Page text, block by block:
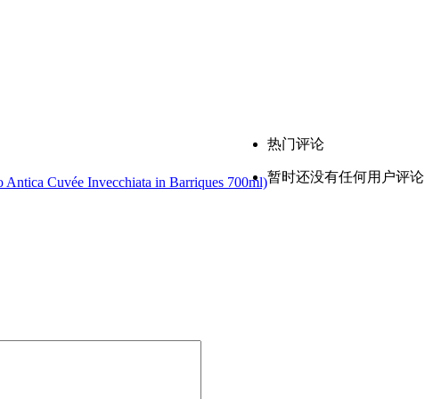
Cuvée Invecchiata in Barriques 700ml)
热门评论
暂时还没有任何用户评论